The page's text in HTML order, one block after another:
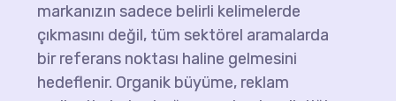
markanızın sadece belirli kelimelerde
çıkmasını değil, tüm sektörel aramalarda
bir referans noktası haline gelmesini
hedeflenir. Organik büyüme, reklam